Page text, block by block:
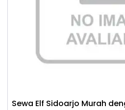
Sewa Elf Sidoarjo Murah